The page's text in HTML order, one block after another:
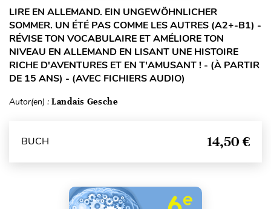
LIRE EN ALLEMAND. EIN UNGEWÖHNLICHER
SOMMER. UN ÉTÉ PAS COMME LES AUTRES (A2+-B1) -
RÉVISE TON VOCABULAIRE ET AMÉLIORE TON
NIVEAU EN ALLEMAND EN LISANT UNE HISTOIRE
RICHE D'AVENTURES ET EN T'AMUSANT ! - (À PARTIR
DE 15 ANS) - (AVEC FICHIERS AUDIO)
Autor(en) : Landais Gesche
BUCH 14,50 €